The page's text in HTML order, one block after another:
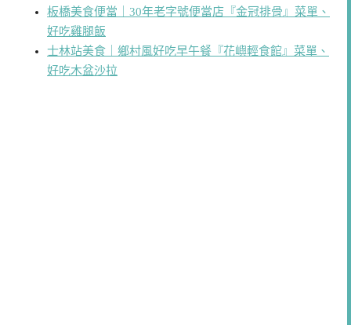
板橋美食便當｜30年老字號便當店『金冠排骨』菜單、
好吃雞腿飯
士林站美食｜鄉村風好吃早午餐『花嶼輕食館』菜單、
好吃木盆沙拉